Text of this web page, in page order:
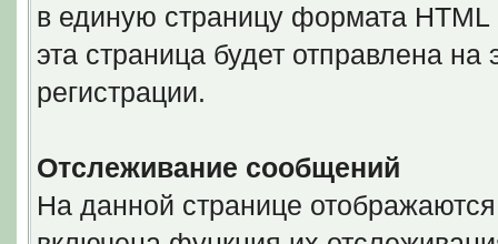
в единую страницу формата
эта страница будет отправлена
регистрации.
Отслеживание сообщений
На данной странице